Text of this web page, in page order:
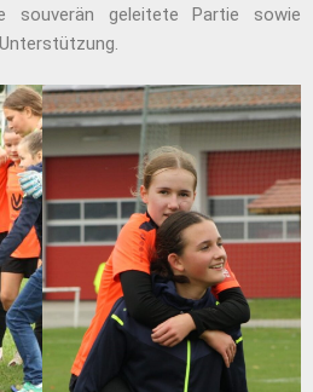
souverän geleitete Partie sowie